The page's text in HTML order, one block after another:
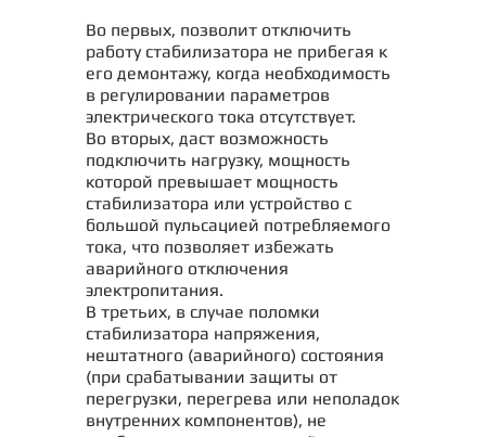
Во первых, позволит отключить
работу стабилизатора не прибегая к
его демонтажу, когда необходимость
в регулировании параметров
электрического тока отсутствует.
Во вторых, даст возможность
подключить нагрузку, мощность
которой превышает мощность
стабилизатора или устройство с
большой пульсацией потребляемого
тока, что позволяет избежать
аварийного отключения
электропитания.
В третьих, в случае поломки
стабилизатора напряжения,
нештатного (аварийного) состояния
(при срабатывании защиты от
перегрузки, перегрева или неполадок
внутренних компонентов), не